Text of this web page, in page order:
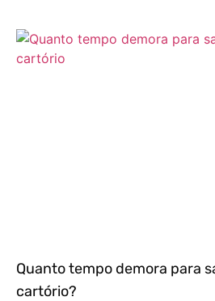
Quanto tempo demora para
cartório?